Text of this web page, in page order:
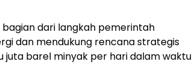
dari langkah pemerintah
dan mendukung rencana strategis
juta barel minyak per hari dalam waktu